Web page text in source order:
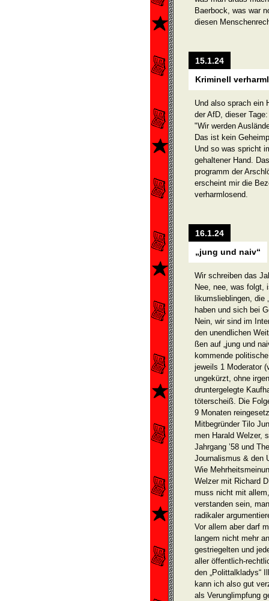
Baerbock, was war
diesen
15.1.24
Kriminell
Und also sprach ein
der AfD, dieser Tage:
"Wir werden
Das ist kein
Und so was spricht
gehaltener Hand.
programm der
erscheint mir die
verharmlosend.
16.1.24
„jung und naiv“
Wir schreiben das
Nee, nee, was folgt,
likumslieblingen, die
haben und sich bei
Nein, wir sind im
den unendlichen
ßen auf „jung und
kommende
jeweils 1 Moderator
ungekürzt, ohne
druntergelegte
töter­scheiß. Die
9 Mo­naten
Mitbegründer Tilo
men Harald Welzer,
Jahrgang ’58 und
Journalismus & den
Wie
Welzer mit Richard
muss nicht mit
verstanden sein,
radikaler
Vor allem aber darf
langem nicht mehr
gestriegelten und
aller öffentlich-
den „Polittalkladys“
kann ich also gut
als Verunglimpfung